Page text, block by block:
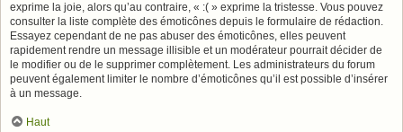
exprime la joie, alors qu’au contraire, « :( » exprime la tristesse. Vous pouvez
consulter la liste complète des émoticônes depuis le formulaire de rédaction.
Essayez cependant de ne pas abuser des émoticônes, elles peuvent
rapidement rendre un message illisible et un modérateur pourrait décider de
le modifier ou de le supprimer complètement. Les administrateurs du forum
peuvent également limiter le nombre d’émoticônes qu’il est possible d’insérer
à un message.
Haut